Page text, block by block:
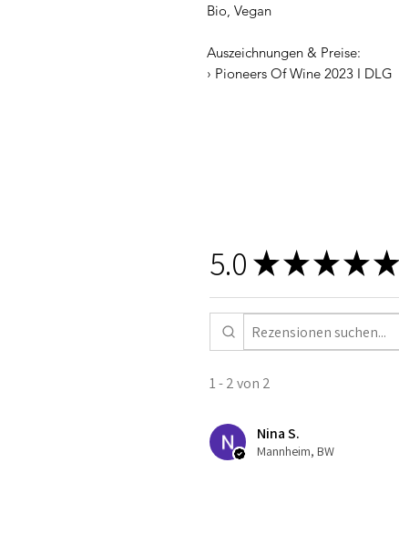
Bio, Vegan
Auszeichnungen & Preise:
› Pioneers Of Wine 2023 I DLG
5.0 ★★★★★
1 - 2 von 2
Nina S.
Mannheim, BW